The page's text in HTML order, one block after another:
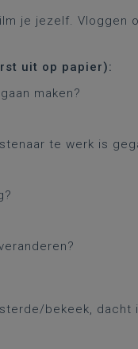
je jezelf. Vloggen
uit op papier):
maken?
te werk is
bekeek, dacht